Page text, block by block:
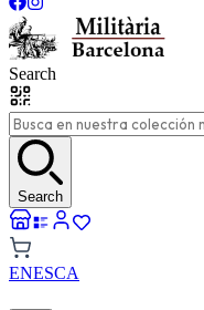
Search
Search
ENESCA